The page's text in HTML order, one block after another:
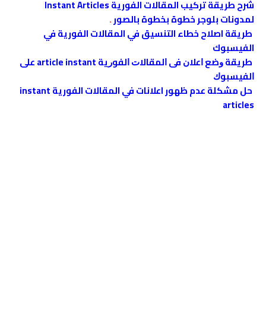
شرح طريقة تركيب المقالات الفورية Instant Articles
لمدونات بلوجر خطوة بخطوة بالصور.
طريقة اصلاح خطاء التنسيق في المقالات الفورية في
الفيسبوك
ﻃﺮﻳﻘﺔ ﻭﺿﻊ ﺍﻋﻼﻥ ﻓﻰ ﺍﻟﻤﻘﺎﻻﺕ ﺍﻟﻔﻮﺭﻳﺔ article instant ﻋﻠﻰ
ﺍﻟﻔﻴﺴﺒﻮﻙ
حل مشكلة عدم ظهور اعلانات في المقالات الفورية instant
articles